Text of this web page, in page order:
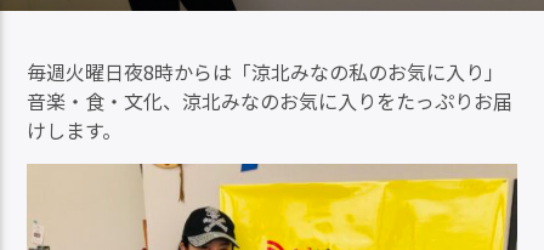
毎週火曜日夜8時からは「涼北みなの私のお気に入り」
音楽・食・文化、涼北みなのお気に入りをたっぷりお届
けします。